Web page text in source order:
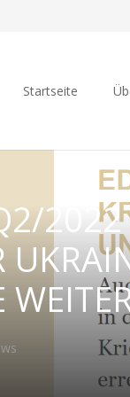
Startseite
2022